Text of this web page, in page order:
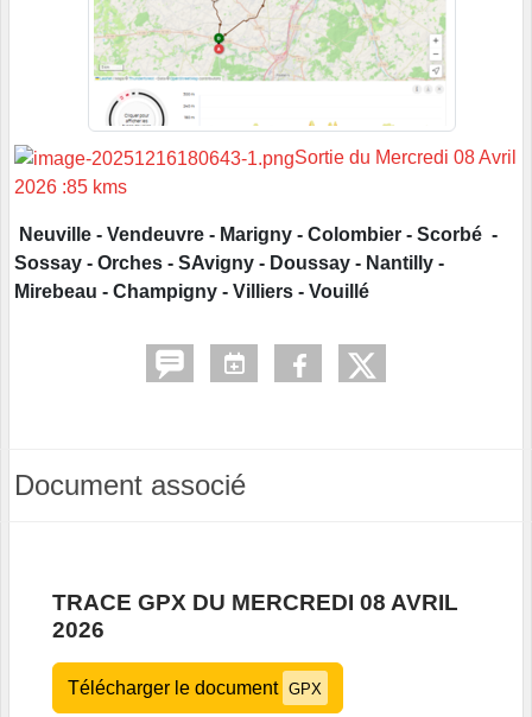
Sortie du Mercredi 08 Avril
2026 :85 kms
Neuville - Vendeuvre - Marigny - Colombier - Scorbé -
Sossay - Orches - SAvigny - Doussay - Nantilly -
Mirebeau - Champigny - Villiers - Vouillé
Document associé
TRACE GPX DU MERCREDI 08 AVRIL
2026
Télécharger le document GPX